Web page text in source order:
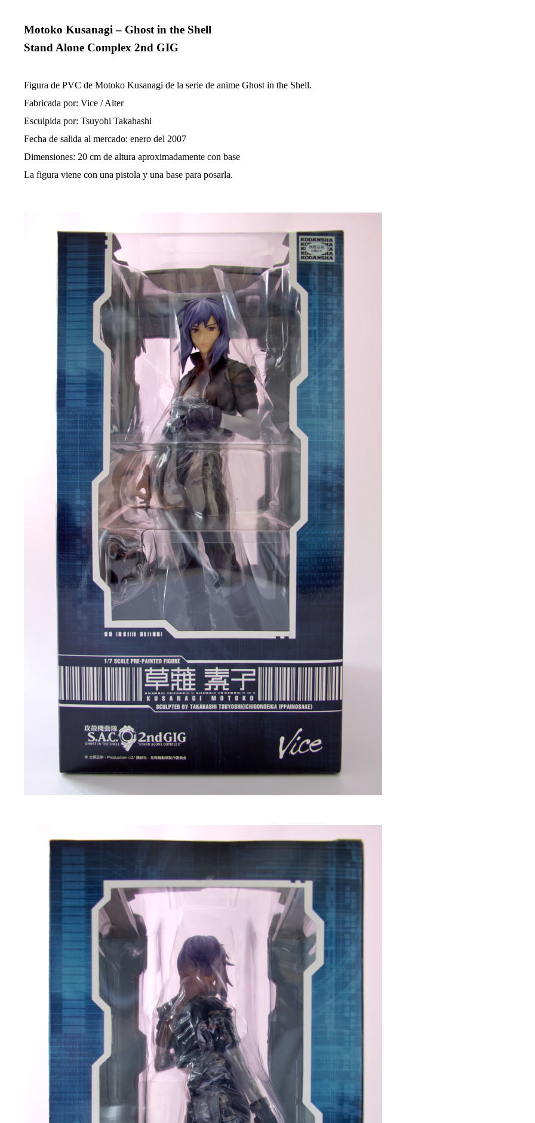
d
e
l
e
n
t
r
a
d
a
Motoko Kusanagi – Ghost in the Shell
Stand Alone Complex 2nd GIG
Figura de PVC de Motoko Kusanagi de la serie de anime Ghost in the Shell.
Fabricada por: Vice / Alter
Esculpida por: Tsuyohi Takahashi
Fecha de salida al mercado: enero del 2007
Dimensiones: 20 cm de altura aproximadamente con base
La figura viene con una pistola y una base para posarla.